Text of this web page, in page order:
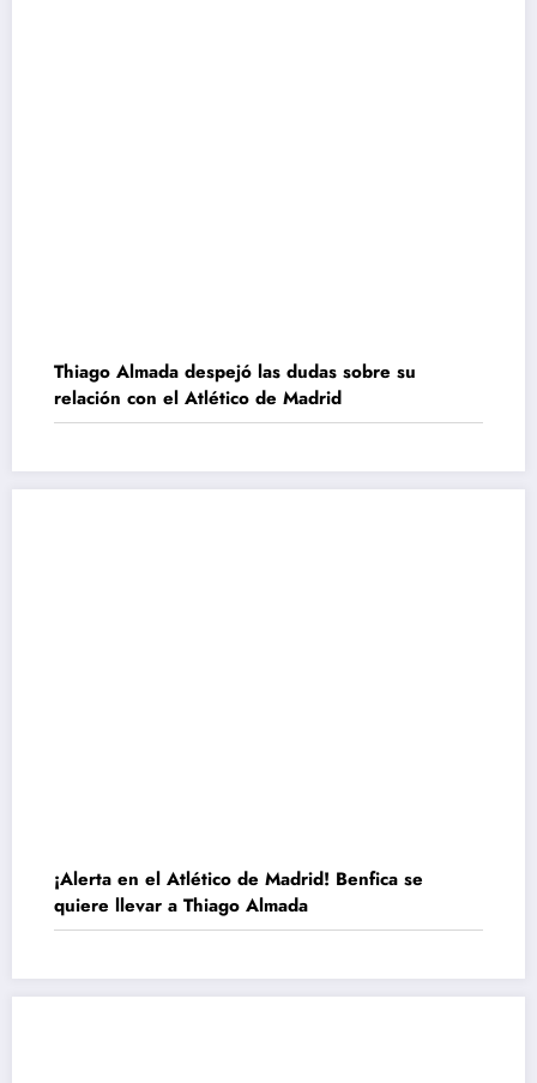
Thiago Almada despejó las dudas sobre su
relación con el Atlético de Madrid
¡Alerta en el Atlético de Madrid! Benfica se
quiere llevar a Thiago Almada